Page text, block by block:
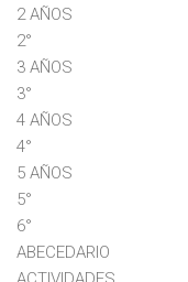
2 AÑOS
2°
3 AÑOS
3°
4 AÑOS
4°
5 AÑOS
5°
6°
ABECEDARIO